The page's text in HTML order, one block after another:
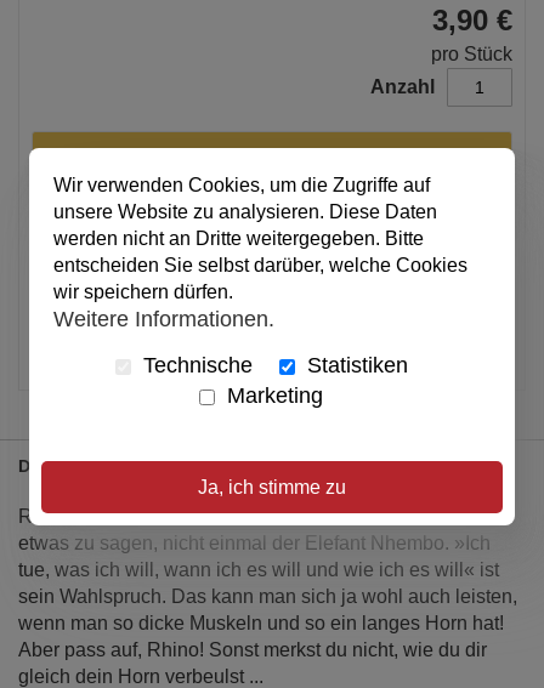
3,90 €
pro Stück
Anzahl
Alle Preise inkl. MwSt.
Details
Rhino, das Nashorn, ist der Größte. Niemand hat ihm
etwas zu sagen, nicht einmal der Elefant Nhembo. »Ich
tue, was ich will, wann ich es will und wie ich es will« ist
sein Wahlspruch. Das kann man sich ja wohl auch leisten,
wenn man so dicke Muskeln und so ein langes Horn hat!
Aber pass auf, Rhino! Sonst merkst du nicht, wie du dir
gleich dein Horn verbeulst ...
Wir verwenden Cookies, um die Zugriffe auf
unsere Website zu analysieren. Diese Daten
werden nicht an Dritte weitergegeben. Bitte
entscheiden Sie selbst darüber, welche Cookies
wir speichern dürfen.
Weitere Informationen.
Technische
Statistiken
Marketing
Ja, ich stimme zu